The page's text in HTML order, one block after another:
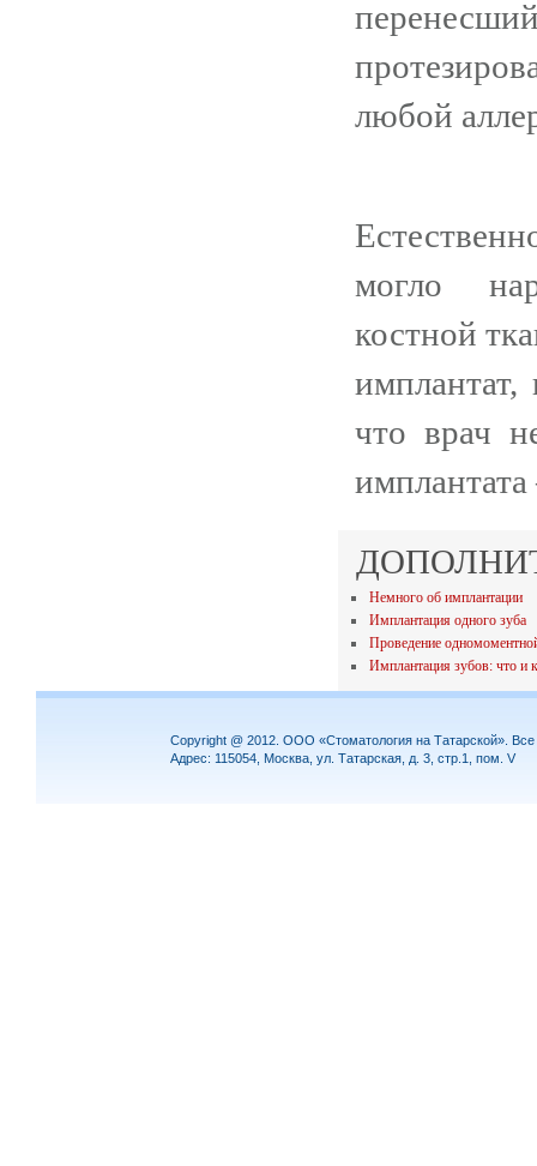
любой
могло
костной
имплантат,
что врач
Немного об имплантации
Имплантация одного зуба
Проведение
Имплантация зубов: что и
Copyright @ 2012. ООО «Стоматология на Татарской».
Адрес: 115054, Москва, ул. Татарская, д. 3, стр.1, пом. V